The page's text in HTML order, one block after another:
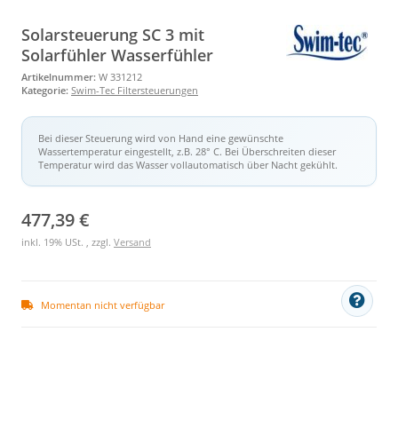
Solarsteuerung SC 3 mit
Solarfühler Wasserfühler
Artikelnummer: W 331212
Kategorie: Swim-Tec Filtersteuerungen
Bei dieser Steuerung wird von Hand eine gewünschte
Wassertemperatur eingestellt, z.B. 28° C. Bei Überschreiten dieser
Temperatur wird das Wasser vollautomatisch über Nacht gekühlt.
477,39 €
inkl. 19% USt. , zzgl. Versand
Momentan nicht verfügbar